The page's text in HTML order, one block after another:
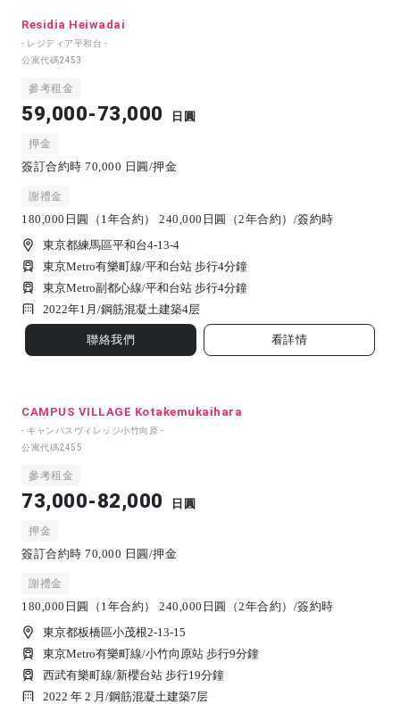
Residia Heiwadai
- レジディア平和台 -
公寓代碼2453
參考租金
59,000-73,000 日圓
押金
簽訂合約時 70,000 日圓/押金
謝禮金
180,000日圓（1年合約） 240,000日圓（2年合約）/簽約時
東京都練馬區平和台4-13-4
東京Metro有樂町線/平和台站 步行4分鐘
東京Metro副都心線/平和台站 步行4分鐘
2022年1月/鋼筋混凝土建築4 层
聯絡我們 看詳情
CAMPUS VILLAGE Kotakemukaihara
- キャンパスヴィレッジ小竹向原 -
公寓代碼2455
參考租金
73,000-82,000 日圓
押金
簽訂合約時 70,000 日圓/押金
謝禮金
180,000日圓（1年合約） 240,000日圓（2年合約）/簽約時
東京都板橋區小茂根2-13-15
東京Metro有樂町線/小竹向原站 步行9分鐘
西武有樂町線/新櫻台站 步行19分鐘
2022 年 2 月/鋼筋混凝土建築7 层